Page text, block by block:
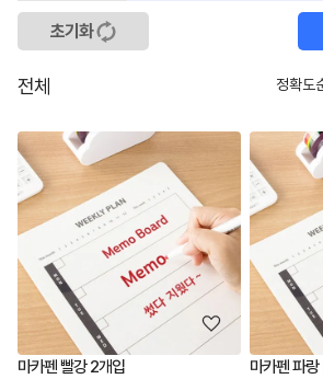
초기화
전체
마카펜 빨강 2개입 마카펜 파